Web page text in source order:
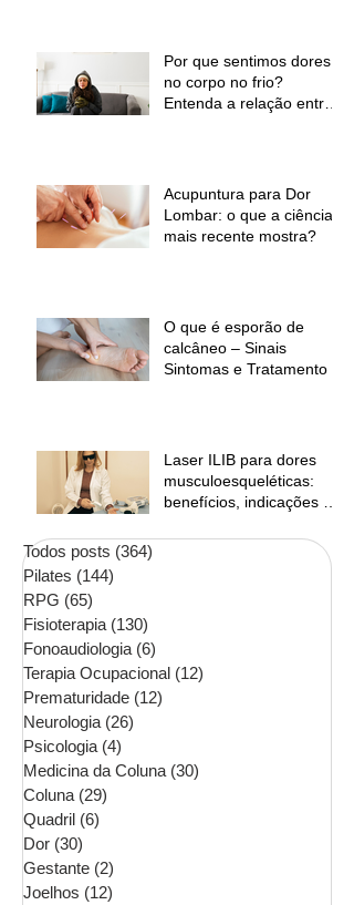
Por que sentimos dores
no corpo no frio?
Entenda a relação entre
Acupuntura para Dor
Lombar: o que a ciência
mais recente mostra?
O que é esporão de
calcâneo – Sinais
Sintomas e Tratamento
Laser ILIB para dores
musculoesqueléticas:
benefícios, indicações e
Todos posts (364)
Pilates (144)
RPG (65)
Fisioterapia (130)
Fonoaudiologia (6)
Terapia Ocupacional (12)
Prematuridade (12)
Neurologia (26)
Psicologia (4)
Medicina da Coluna (30)
Coluna (29)
Quadril (6)
Dor (30)
Gestante (2)
Joelhos (12)